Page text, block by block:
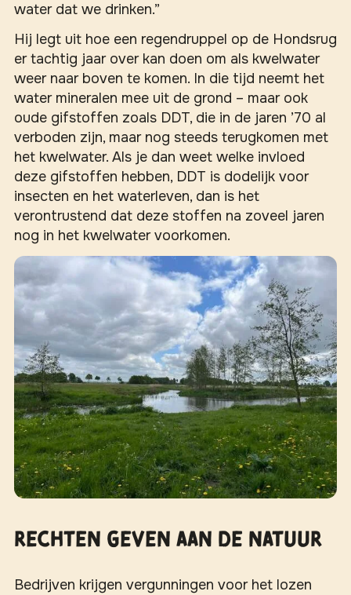
water dat we drinken.”
Hij legt uit hoe een regendruppel op de Hondsrug
er tachtig jaar over kan doen om als kwelwater
weer naar boven te komen. In die tijd neemt het
water mineralen mee uit de grond – maar ook
oude gifstoffen zoals DDT, die in de jaren ’70 al
verboden zijn, maar nog steeds terugkomen met
het kwelwater. Als je dan weet welke invloed
deze gifstoffen hebben, DDT is dodelijk voor
insecten en het waterleven, dan is het
verontrustend dat deze stoffen na zoveel jaren
nog in het kwelwater voorkomen.
Rechten geven aan de natuur
Bedrijven krijgen vergunningen voor het lozen